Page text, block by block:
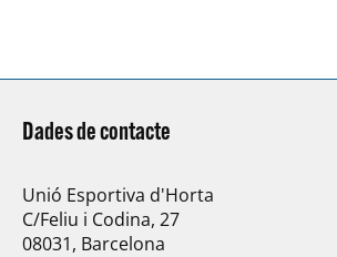
Dades de contacte
Unió Esportiva d'Horta
C/Feliu i Codina, 27
08031, Barcelona